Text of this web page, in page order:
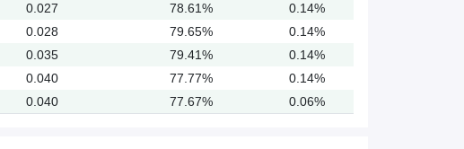
0.027 78.61%
0.14%
0.028 79.65%
0.14%
0.035 79.41%
0.14%
0.040 77.77%
0.14%
0.040 77.67% 0.06%